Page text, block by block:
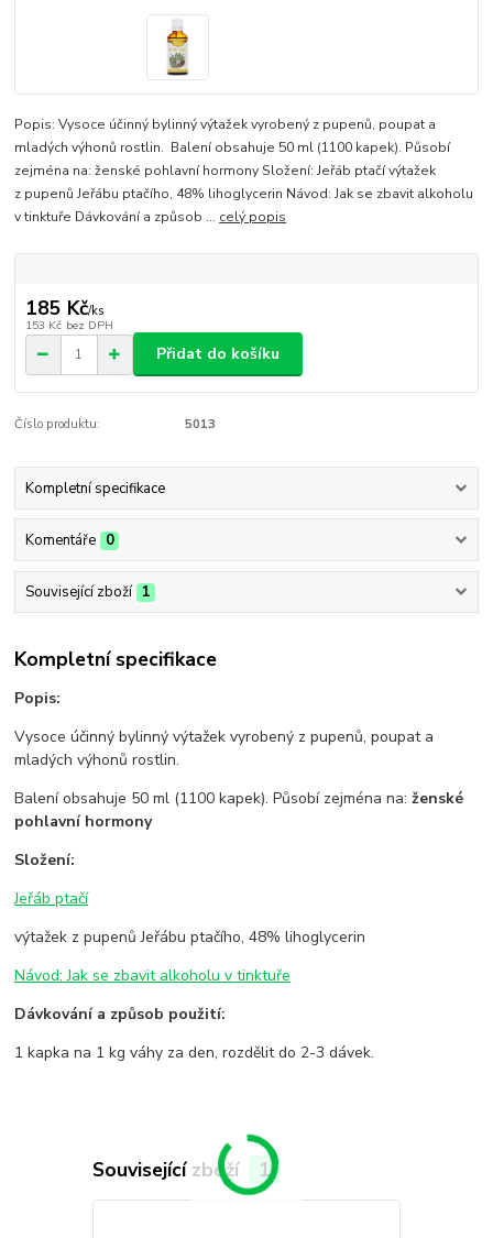
Popis: Vysoce účinný bylinný výtažek vyrobený z pupenů, poupat a
mladých výhonů rostlin. Balení obsahuje 50 ml (1100 kapek). Působí
zejména na: ženské pohlavní hormony Složení: Jeřáb ptačí výtažek
z pupenů Jeřábu ptačího, 48% lihoglycerin Návod: Jak se zbavit alkoholu
v tinktuře Dávkování a způsob ... celý popis
185 Kč/ks
153 Kč bez DPH
Přidat do košíku
Číslo produktu: 5013
Kompletní specifikace
Komentáře 0
Související zboží 1
Kompletní specifikace
Popis:
Vysoce účinný bylinný výtažek vyrobený z pupenů, poupat a
mladých výhonů rostlin.
Balení obsahuje 50 ml (1100 kapek). Působí zejména na:ženské
pohlavní hormony
Složení:
Jeřáb ptačí
výtažek z pupenů Jeřábu ptačího, 48% lihoglycerin
Návod: Jak se zbavit alkoholu v tinktuře
Dávkování a způsob použití:
1 kapka na 1 kg váhy za den, rozdělit do 2-3 dávek.
Související zboží 1